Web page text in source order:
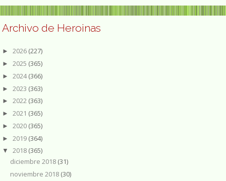
Archivo de Heroinas
► 2026 (227)
► 2025 (365)
► 2024(366)
► 2023 (363)
► 2022 (363)
► 2021 (365)
► 2020 (365)
► 2019 (364)
▼ 2018 (365)
diciembre 2018 (31)
noviembre 2018 (30)